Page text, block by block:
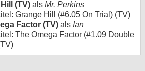
(TV) als Mr. Perkins
Grange Hill (#6.05 On Trial) (TV)
Factor (TV) als Ian
The Omega Factor (#1.09 Double